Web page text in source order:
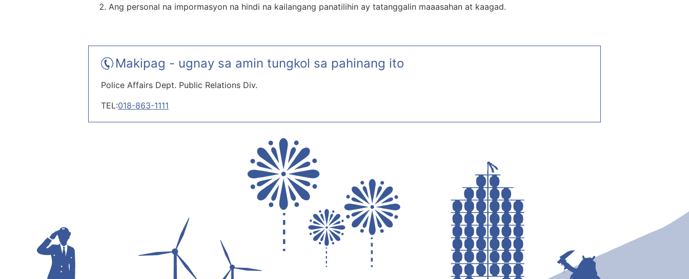
Ang personal na impormasyon na hindi na kailangang panatilihin ay tatanggalin maaasahan at kaagad.
Makipag - ugnay sa amin tungkol sa pahinang ito
Police Affairs Dept. Public Relations Div.
TEL:018-863-1111